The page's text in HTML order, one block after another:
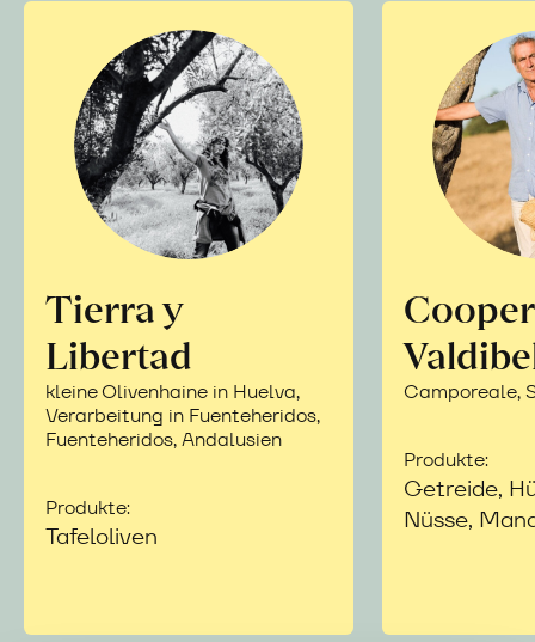
Tierra y
Libertad
kleine Olivenhaine in Huelva,
Verarbeitung in Fuenteheridos,
Fuenteheridos, Andalusien
Produkte:
Tafeloliven
Camporeale,
Produkte:
Getreide,
Nüsse,